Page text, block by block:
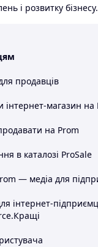
і розвитку
продавців
інтернет-магазин на
на Prom
в каталозі ProSale
— медіа для
інтернет-